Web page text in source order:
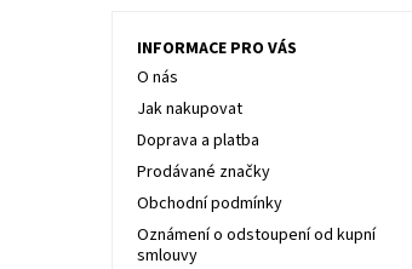
INFORMACE PRO VÁS
O nás
Jak nakupovat
Doprava a platba
Prodávané značky
Obchodní podmínky
Oznámení o odstoupení od kupní
smlouvy